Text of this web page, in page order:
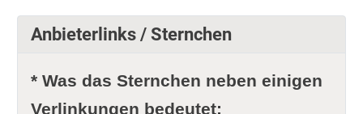
Anbieterlinks / Sternchen
* Was das Sternchen neben einigen
Verlinkungen bedeutet: